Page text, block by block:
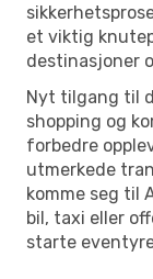
et viktig
destinasjoner
Nyt tilgang til
shopping og
forbedre
utmerkede
komme seg til
bil, taxi eller
starte